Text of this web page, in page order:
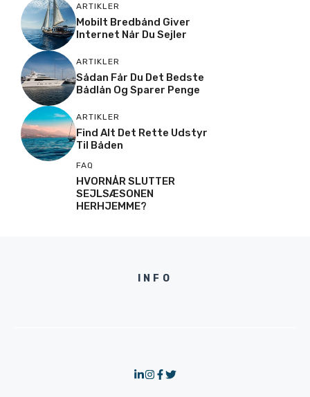
ARTIKLER
Mobilt Bredbånd Giver
Internet Når Du Sejler
ARTIKLER
Sådan Får Du Det Bedste
Bådlån Og Sparer Penge
ARTIKLER
Find Alt Det Rette Udstyr
Til Båden
FAQ
HVORNÅR SLUTTER
SEJLSÆSONEN
HERHJEMME?
INFO